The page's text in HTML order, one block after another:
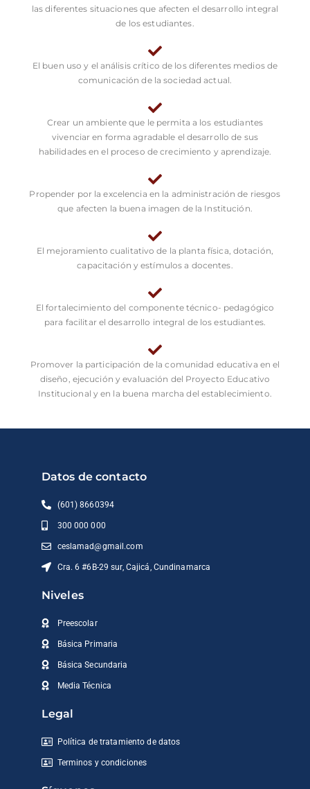
las diferentes situaciones que afecten el desarrollo integral
de los estudiantes.
El buen uso y el análisis crítico de los diferentes medios de
comunicación de la sociedad actual.
Crear un ambiente que le permita a los estudiantes
vivenciar en forma agradable el desarrollo de sus
habilidades en el proceso de crecimiento y aprendizaje.
Propender por la excelencia en la administración de riesgos
que afecten la buena imagen de la Institución.
El mejoramiento cualitativo de la planta física, dotación,
capacitación y estímulos a docentes.
El fortalecimiento del componente técnico- pedagógico
para facilitar el desarrollo integral de los estudiantes.
Promover la participación de la comunidad educativa en el
diseño, ejecución y evaluación del Proyecto Educativo
Institucional y en la buena marcha del establecimiento.
Datos de contacto
(601) 8660394
300 000 000
ceslamad@gmail.com
Cra. 6 #6B-29 sur, Cajicá, Cundinamarca
Niveles
Preescolar
Básica Primaria
Básica Secundaria
Media Técnica
Legal
Política de tratamiento de datos
Terminos y condiciones